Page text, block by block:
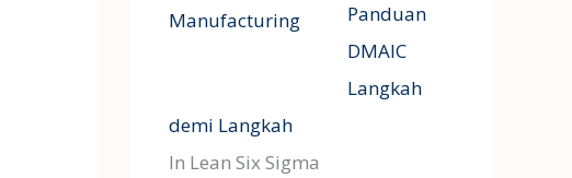
Panduan
DMAIC
Langkah
demi Langkah
In Lean Six Sigma